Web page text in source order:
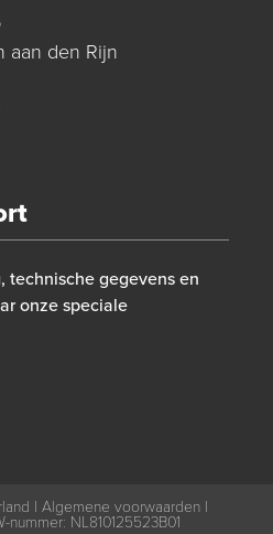
aan den Rijn
technische gegevens en
onze speciale
| Algemene voorwaarden|
nummer: NL810125523B01